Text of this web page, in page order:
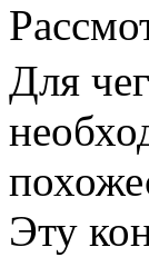
Для
Эту